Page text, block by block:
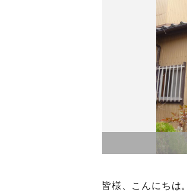
皆様、こんにちは。